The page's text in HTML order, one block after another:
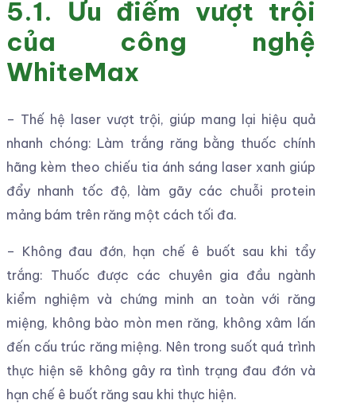
5.1. Ưu điểm vượt trội
của công nghệ
WhiteMax
– Thế hệ laser vượt trội, giúp mang lại hiệu quả
nhanh chóng: Làm trắng răng bằng thuốc chính
hãng kèm theo chiếu tia ánh sáng laser xanh giúp
đẩy nhanh tốc độ, làm gãy các chuỗi protein
mảng bám trên răng một cách tối đa.
– Không đau đớn, hạn chế ê buốt sau khi tẩy
trắng: Thuốc được các chuyên gia đầu ngành
kiểm nghiệm và chứng minh an toàn với răng
miệng, không bào mòn men răng, không xâm lấn
đến cấu trúc răng miệng. Nên trong suốt quá trình
thực hiện sẽ không gây ra tình trạng đau đớn và
hạn chế ê buốt răng sau khi thực hiện.